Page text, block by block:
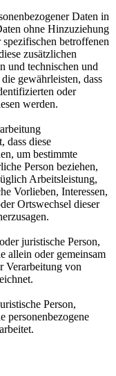
Daten in
ohne Hinzuziehung
betroffenen
zusätzlichen
und technischen und
gewährleisten, dass
oder
werden.
dass diese
um bestimmte
Person beziehen,
Arbeitsleistung,
Vorlieben, Interessen,
Ortswechsel dieser
juristische Person,
allein oder gemeinsam
Verarbeitung von
Person,
personenbezogene